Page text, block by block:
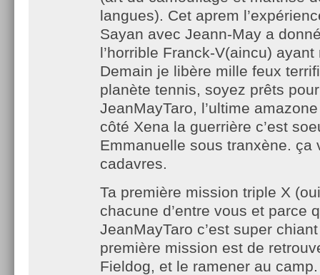
langues). Cet aprem
Sayan avec Jeann-May a
l’horrible Franck-V(aincu)
Demain je libère mille feux
planète tennis, soyez prêts pour
JeanMayTaro, l’ultime
côté Xena la guerrière c’est
Emmanuelle sous tranxène. ça
cadavres.
Ta première mission triple X
chacune d’entre vous et parce
JeanMayTaro c’est super
première mission est de
Fieldog, et le ramener au